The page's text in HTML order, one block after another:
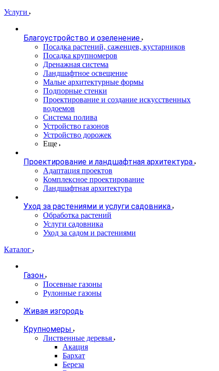
Услуги
Благоустройство и озеленение
Посадка растений, саженцев, кустарников
Посадка крупномеров
Дренажная система
Ландшафтное освещение
Малые архитектурные формы
Подпорные стенки
Проектирование и создание искусственных
водоемов
Система полива
Устройство газонов
Устройство дорожек
Еще
Проектирование и ландшафтная архитектура
Адаптация проектов
Комплексное проектирование
Ландшафтная архитектура
Уход за растениями и услуги садовника
Обработка растений
Услуги садовника
Уход за садом и растениями
Каталог
Газон
Посевные газоны
Рулонные газоны
Живая изгородь
Крупномеры
Лиственные деревья
Акация
Бархат
Береза